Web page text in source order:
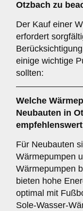
Otzbach zu
Der Kauf einer
erfordert
einige wichtige
sollten:
Welche
Neubauten in
Für Neubauten
Wärmepumpen
Wärmepumpen
bieten hohe
optimal mit
Sole-Wasser-